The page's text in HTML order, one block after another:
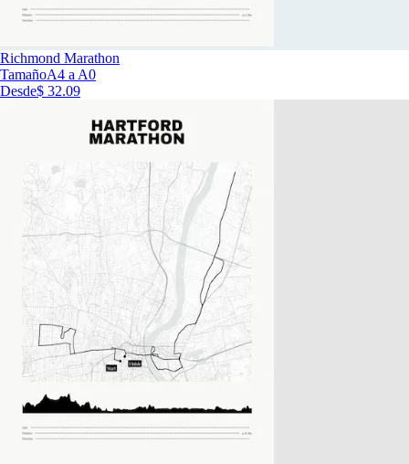
Richmond Marathon
TamañoA4 a A0
Desde$ 32.09